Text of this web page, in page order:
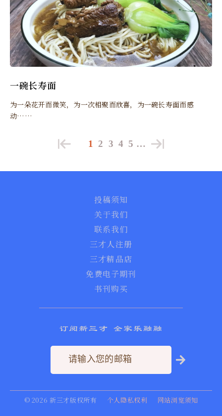
一碗长寿面
为一朵花开而微笑，为一次相聚而欣喜，为一碗长寿面而感
动……
1 2 3 4 5 …
投稿须知
关于我们
联系我们
三才人注册
三才精品店
免费电子期刊
书刊购买
订阅新三才 全家乐融融
© 2026 新三才版权所有 个人隐私权利 网站浏览须知